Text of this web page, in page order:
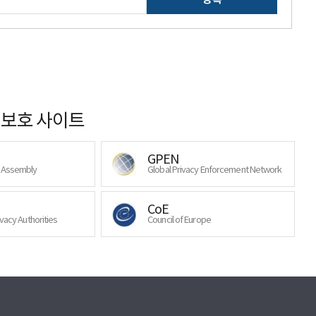
호 사이트
GPEN
Global Privacy Enforcement Network
Authorities
CoE
Council of Europe